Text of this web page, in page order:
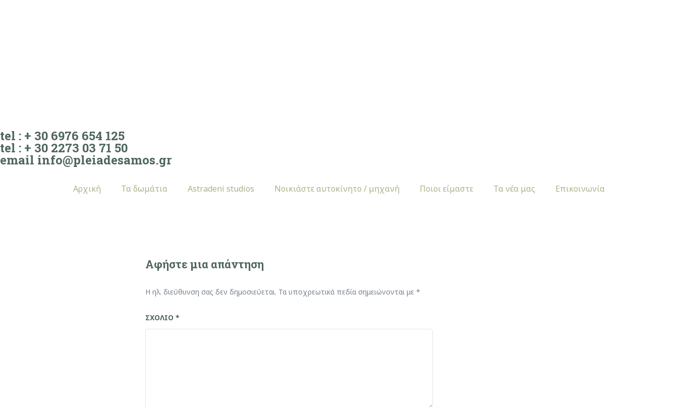
tel : + 30 6976 654 125
tel : + 30 2273 03 71 50
email info@pleiadesamos.gr
Αρχική Τα δωμάτια Astradeni studios Νοικιάστε αυτοκίνητο / μηχανή Ποιοι είμαστε Τα νέα μας Επικοινωνία
Αφήστε μια απάντηση
Η ηλ. διεύθυνση σας δεν δημοσιεύεται. Τα υποχρεωτικά πεδία σημειώνονται με *
ΣΧΌΛΙΟ *